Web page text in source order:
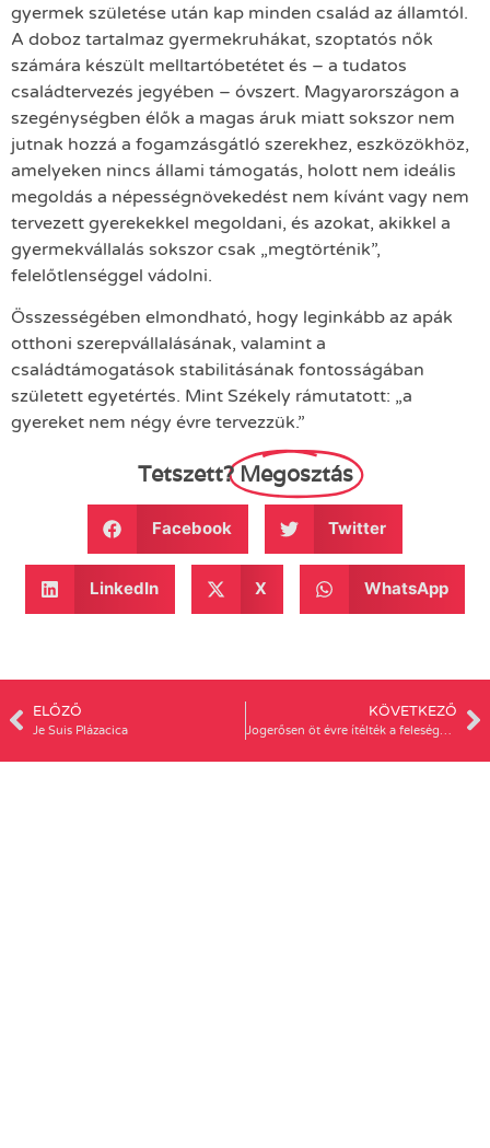
gyermek születése után kap minden család az államtól.
A doboz tartalmaz gyermekruhákat, szoptatós nők
számára készült melltartóbetétet és – a tudatos
családtervezés jegyében – óvszert. Magyarországon a
szegénységben élők a magas áruk miatt sokszor nem
jutnak hozzá a fogamzásgátló szerekhez, eszközökhöz,
amelyeken nincs állami támogatás, holott nem ideális
megoldás a népességnövekedést nem kívánt vagy nem
tervezett gyerekekkel megoldani, és azokat, akikkel a
gyermekvállalás sokszor csak „megtörténik”,
felelőtlenséggel vádolni.
Összességében elmondható, hogy leginkább az apák
otthoni szerepvállalásának, valamint a
családtámogatások stabilitásának fontosságában
született egyetértés. Mint Székely rámutatott: „a
gyereket nem négy évre tervezzük.”
Tetszett?Megosztás
Facebook Twitter
LinkedIn X WhatsApp
ELŐZŐ
Je Suis Plázacica
KÖVETKEZŐ
Jogerősen öt évre ítélték a felesége száját bevarró férfit – Antoni Rita a Mokkában